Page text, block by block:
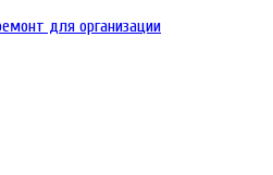
для организации